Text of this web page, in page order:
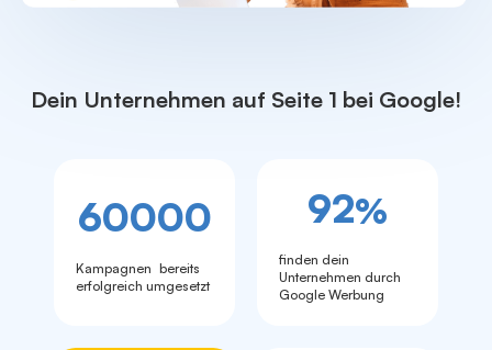
Dein Unternehmen auf Seite 1 bei Google!
60000
Kampagnen bereits
erfolgreich umgesetzt
92%
finden dein
Unternehmen durch
Google Werbung